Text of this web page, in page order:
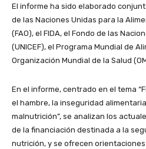
El informe ha sido elaborado
de las Naciones Unidas para la
(FAO), el FIDA, el Fondo de las
(UNICEF), el Programa Mundial de
Organización Mundial de la Salud
En el informe, centrado en el tema
el hambre, la inseguridad
malnutrición”, se analizan los
de la financiación destinada a la
nutrición, y se ofrecen